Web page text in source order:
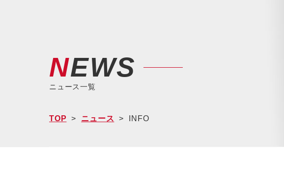
NEWS
ニュース一覧
TOP ニュース INFO